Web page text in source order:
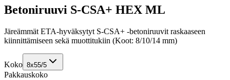
Betoniruuvi S-CSA+ HEX ML
Järeämmät ETA-hyväksytyt S-CSA+ -betoniruuvit raskaaseen
kiinnittämiseen sekä muottitukiin (Koot: 8/10/14 mm)
Koko 8x55/5
Pakkauskoko